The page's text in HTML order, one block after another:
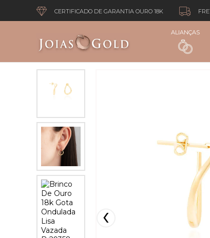
CERTIFICADO DE GARANTIA OURO 18K
ALIANÇAS